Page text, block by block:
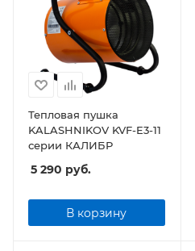
Тепловая пушка
KALASHNIKOV KVF-E3-11
серии КАЛИБР
5 290 руб.
В корзину